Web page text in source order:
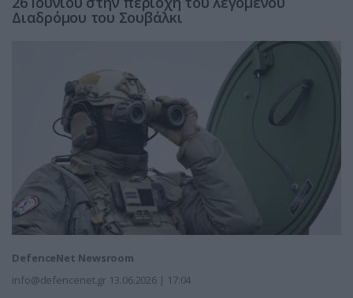
Διαδρόμου του Σουβάλκι
DefenceNet Newsroom
info@defencenet.gr 13.06.2026 | 17:04